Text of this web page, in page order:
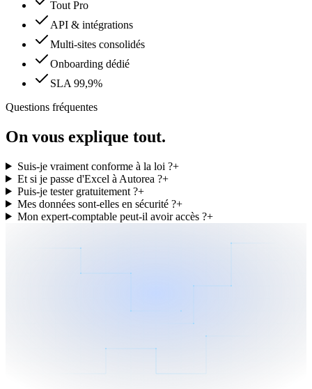
Tout Pro
API & intégrations
Multi-sites consolidés
Onboarding dédié
SLA 99,9%
Questions fréquentes
On vous explique tout.
Suis-je vraiment conforme à la loi ?+
Et si je passe d'Excel à Autorea ?+
Puis-je tester gratuitement ?+
Mes données sont-elles en sécurité ?+
Mon expert-comptable peut-il avoir accès ?+